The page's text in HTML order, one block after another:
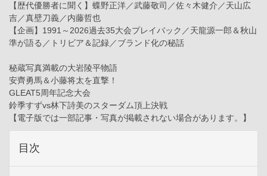
【歴代優勝者に聞く】蝶野正洋／武藤敬司／佐々木健介／天山広
吉／真壁刀義／内藤哲也
【企画】1991～2026過去35大会プレイバック／天龍源一郎＆秋山
準が語る／トリビア＆記録／ブランド化の秘話
秘蔵写真満載の大岩陵平物語
安齊勇馬＆小藤将太を直撃！
GLEAT5周年記念大会
鈴季すずvs林下詩美のスターダム頂上決戦
【電子版では一部記事・写真が掲載されない場合があります。】
目次